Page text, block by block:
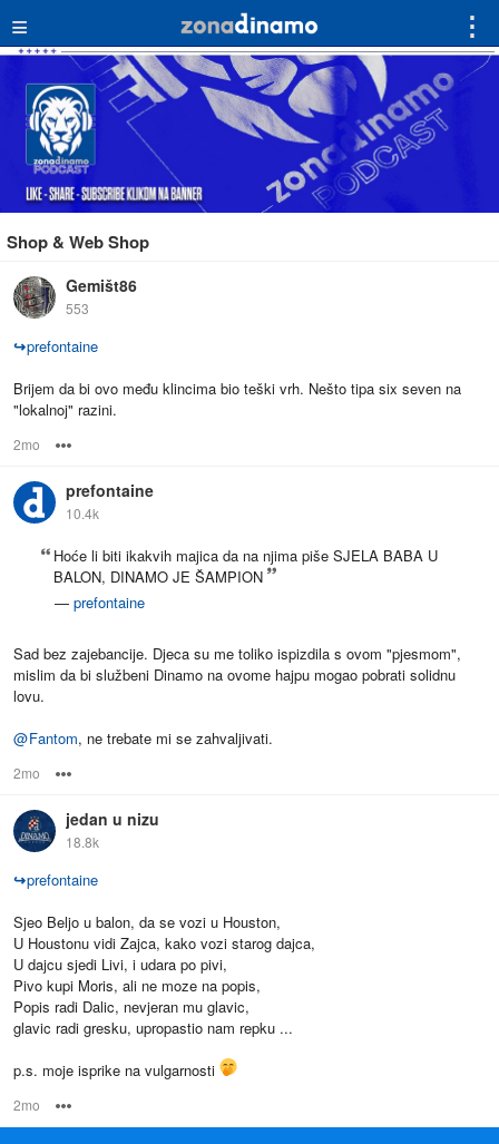
≡ ⋮
Shop & Web Shop
Gemišt86
553
↪prefontaine
Brijem da bi ovo među klincima bio teški vrh. Nešto tipa six seven na
"lokalnoj" razini.
2mo
prefontaine
10.4k
Hoće li biti ikakvih majica da na njima piše SJELA BABA U
BALON, DINAMO JE ŠAMPION
— prefontaine
Sad bez zajebancije. Djeca su me toliko ispizdila s ovom "pjesmom",
mislim da bi službeni Dinamo na ovome hajpu mogao pobrati solidnu
lovu.
@Fantom, ne trebate mi se zahvaljivati.
2mo
jedan u nizu
18.8k
↪prefontaine
Sjeo Beljo u balon, da se vozi u Houston,
U Houstonu vidi Zajca, kako vozi starog dajca,
U dajcu sjedi Livi, i udara po pivi,
Pivo kupi Moris, ali ne moze na popis,
Popis radi Dalic, nevjeran mu glavic,
glavic radi gresku, upropastio nam repku ...
p.s. moje isprike na vulgarnosti
2mo